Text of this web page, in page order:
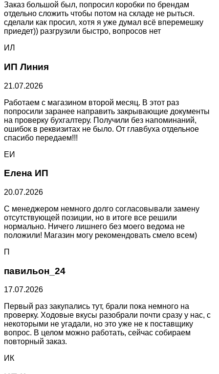
Заказ большой был, попросил коробки по брендам
отдельно сложить чтобы потом на складе не рыться.
сделали как просил, хотя я уже думал всё вперемешку
приедет)) разгрузили быстро, вопросов нет
ИЛ
ИП Линия
21.07.2026
Работаем с магазином второй месяц. В этот раз
попросили заранее направить закрывающие документы
на проверку бухгалтеру. Получили без напоминаний,
ошибок в реквизитах не было. От главбуха отдельное
спасибо передаем!!!
ЕИ
Елена ИП
20.07.2026
С менеджером немного долго согласовывали замену
отсутствующей позиции, но в итоге все решили
нормально. Ничего лишнего без моего ведома не
положили! Магазин могу рекомендовать смело всем)
П
павильон_24
17.07.2026
Первый раз закупались тут, брали пока немного на
проверку. Ходовые вкусы разобрали почти сразу у нас, с
некоторыми не угадали, но это уже не к поставщику
вопрос. В целом можно работать, сейчас собираем
повторный заказ.
ИК